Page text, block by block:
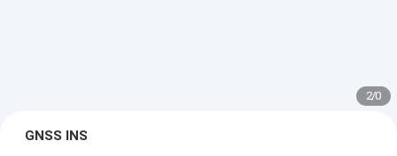
2/0
GNSS INS